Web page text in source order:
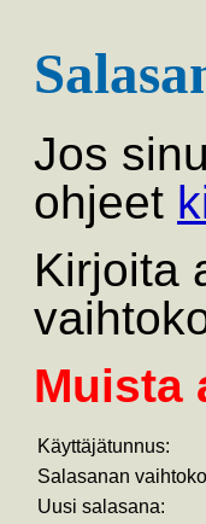
Jos
ohjeet
Kirjoita
Muista
Käyttäjätunnus:
Salasanan
Uusi salasana: